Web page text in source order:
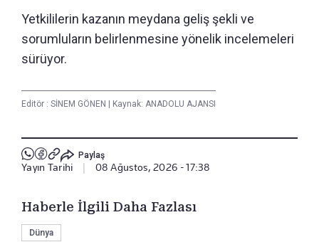
Yetkililerin kazanın meydana geliş şekli ve
sorumluların belirlenmesine yönelik incelemeleri
sürüyor.
Editör : SİNEM GÖNEN Kaynak: ANADOLU AJANSI
Paylaş
Yayın Tarihi 08 Ağustos, 2026 - 17:38
Haberle İlgili Daha Fazlası
Dünya